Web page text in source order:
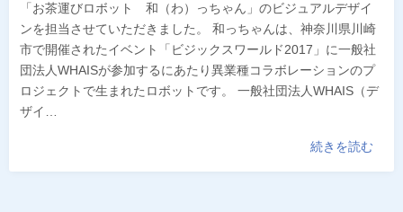
「お茶運びロボット 和（わ）っちゃん」のビジュアルデザイ
ンを担当させていただきました。 和っちゃんは、神奈川県川崎
市で開催されたイベント「ビジックスワールド2017」に一般社
団法人WHAISが参加するにあたり異業種コラボレーションのプ
ロジェクトで生まれたロボットです。 一般社団法人WHAIS（デ
ザイ…
続きを読む